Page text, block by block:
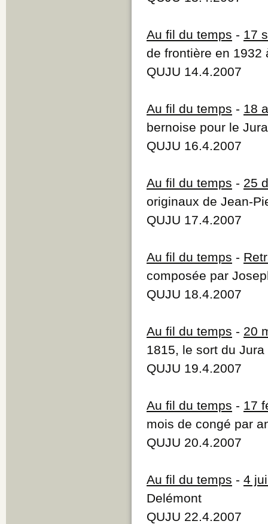
Au fil du temps - 17
de frontière en 1932
QUJU 14.4.2007
Au fil du temps - 18
bernoise pour le Jura
QUJU 16.4.2007
Au fil du temps - 25
originaux de Jean-
QUJU 17.4.2007
Au fil du temps -
composée par
QUJU 18.4.2007
Au fil du temps - 20
1815, le sort du
QUJU 19.4.2007
Au fil du temps - 17
mois de congé par
QUJU 20.4.2007
Au fil du temps - 4
Delémont
QUJU 22.4.2007